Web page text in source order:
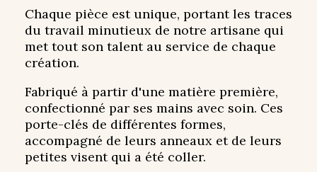
Chaque pièce est unique, portant les traces
du travail minutieux de notre artisane qui
met tout son talent au service de chaque
création.
Fabriqué à partir d'une matière première,
confectionné par ses mains avec soin. Ces
porte-clés de différentes formes,
accompagné de leurs anneaux et de leurs
petites visent qui a été coller.